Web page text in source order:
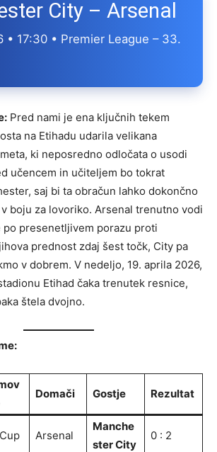
City – Arsenal
• 17:30 • Premier League – 33.
Pred nami je ena ključnih tekem
na Etihadu udarila velikana
ki neposredno odločata o usodi
učencem in učiteljem bo tokrat
saj bi ta obračun lahko dokončno
boju za lovoriko. Arsenal trenutno vodi
po presenetljivem porazu proti
prednost zdaj šest točk, City pa
v dobrem. V nedeljo, 19. aprila 2026,
Etihad čaka trenutek resnice,
štela dvojno.
Domači Gostje Rezultat
Arsenal
Manche
ster City
0 : 2